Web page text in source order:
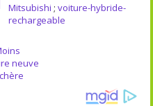
Mitsubishi ; voiture-hybride-
rechargeable
neuve